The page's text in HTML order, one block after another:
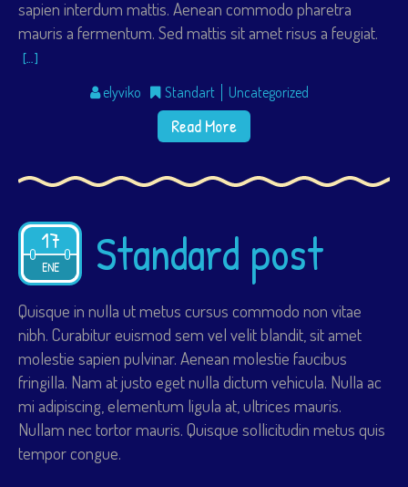
sapien interdum mattis. Aenean commodo pharetra
mauris a fermentum. Sed mattis sit amet risus a feugiat.
[…]
elyviko Standart Uncategorized
Read More
17
ENE
2015 Standard post
Quisque in nulla ut metus cursus commodo non vitae
nibh. Curabitur euismod sem vel velit blandit, sit amet
molestie sapien pulvinar. Aenean molestie faucibus
fringilla. Nam at justo eget nulla dictum vehicula. Nulla ac
mi adipiscing, elementum ligula at, ultrices mauris.
Nullam nec tortor mauris. Quisque sollicitudin metus quis
tempor congue.